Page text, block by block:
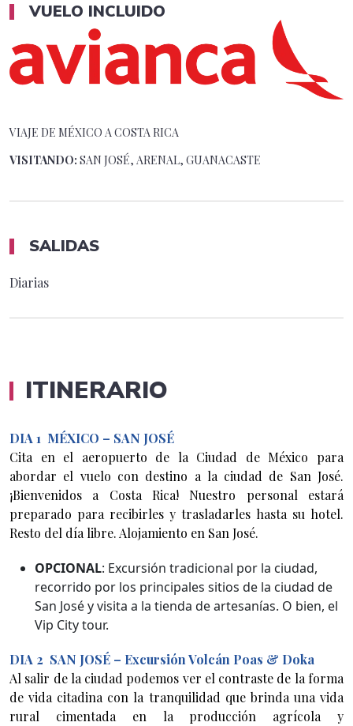
VUELO INCLUIDO
VIAJE DE MÉXICO ACOSTA RICA
VISITANDO: SAN JOSÉ, ARENAL, GUANACASTE
SALIDAS
Diarias
ITINERARIO
DIA 1 MÉXICO – SAN JOSÉ
Cita en el aeropuerto de la Ciudad de México para
abordar el vuelo con destino a la ciudad de San José.
¡Bienvenidos a Costa Rica! Nuestro personal estará
preparado para recibirles y trasladarles hasta su hotel.
Resto del día libre. Alojamiento en San José.
OPCIONAL: Excursión tradicional por la ciudad,
recorrido por los principales sitios de la ciudad de
San José y visita a la tienda de artesanías. O bien, el
Vip City tour.
DIA 2 SAN JOSÉ – Excursión Volcán Poas & Doka
Al salir de la ciudad podemos ver el contraste de la forma
de vida citadina con la tranquilidad que brinda una vida
rural cimentada en la producción agrícola y